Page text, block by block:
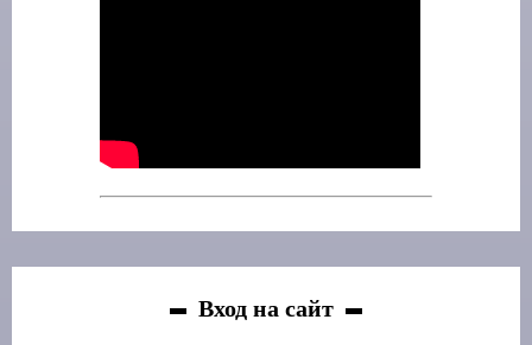
Вход на сайт